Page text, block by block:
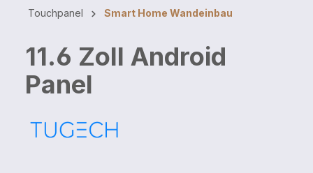
Touchpanel Smart Home Wandeinbau
11.6 Zoll Android
Panel